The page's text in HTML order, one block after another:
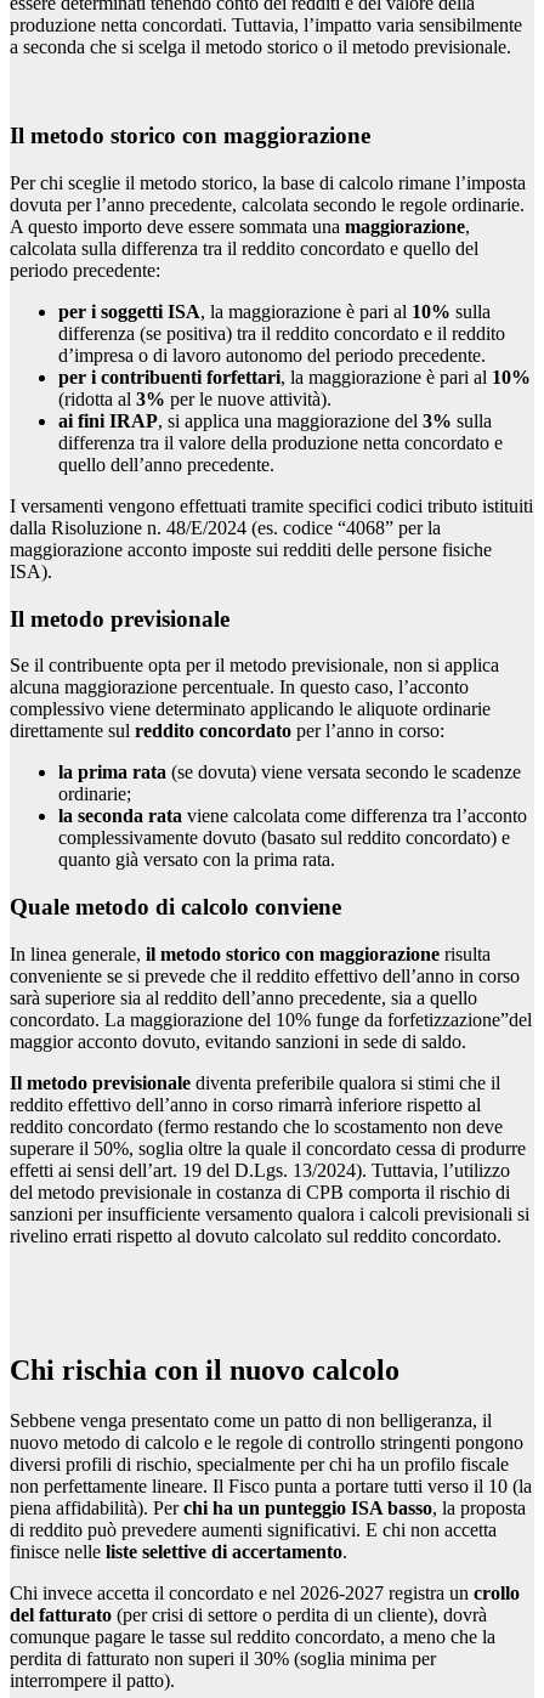
produzione netta concordati. Tuttavia, l’impatto varia sensibilmente
a seconda che si scelga il metodo storico o il metodo previsionale.
Il metodo storico con maggiorazione
Per chi sceglie il metodo storico, la base di calcolo rimane l’imposta
dovuta per l’anno precedente, calcolata secondo le regole ordinarie.
A questo importo deve essere sommata una maggiorazione,
calcolata sulla differenza tra il reddito concordato e quello del
periodo precedente:
per i soggetti ISA, la maggiorazione è pari al 10% sulla
differenza (se positiva) tra il reddito concordato e il reddito
d’impresa o di lavoro autonomo del periodo precedente.
per i contribuenti forfettari, la maggiorazione è pari al 10%
(ridotta al 3% per le nuove attività).
ai fini IRAP, si applica una maggiorazione del 3% sulla
differenza tra il valore della produzione netta concordato e
quello dell’anno precedente.
I versamenti vengono effettuati tramite specifici codici tributo istituiti
dalla Risoluzione n. 48/E/2024 (es. codice “4068” per la
maggiorazione acconto imposte sui redditi delle persone fisiche
ISA).
Il metodo previsionale
Se il contribuente opta per il metodo previsionale, non si applica
alcuna maggiorazione percentuale. In questo caso, l’acconto
complessivo viene determinato applicando le aliquote ordinarie
direttamente sul reddito concordato per l’anno in corso:
la prima rata (se dovuta) viene versata secondo le scadenze
ordinarie;
la seconda rata viene calcolata come differenza tra l’acconto
complessivamente dovuto (basato sul reddito concordato) e
quanto già versato con la prima rata.
Quale metodo di calcolo conviene
In linea generale, il metodo storico con maggiorazione risulta
conveniente se si prevede che il reddito effettivo dell’anno in corso
sarà superiore sia al reddito dell’anno precedente, sia a quello
concordato. La maggiorazione del 10% funge da forfetizzazione”del
maggior acconto dovuto, evitando sanzioni in sede di saldo.
Il metodo previsionale diventa preferibile qualora si stimi che il
reddito effettivo dell’anno in corso rimarrà inferiore rispetto al
reddito concordato (fermo restando che lo scostamento non deve
superare il 50%, soglia oltre la quale il concordato cessa di produrre
effetti ai sensi dell’art. 19 del D.Lgs. 13/2024). Tuttavia, l’utilizzo
del metodo previsionale in costanza di CPB comporta il rischio di
sanzioni per insufficiente versamento qualora i calcoli previsionali si
rivelino errati rispetto al dovuto calcolato sul reddito concordato.
Chi rischia con il nuovo calcolo
Sebbene venga presentato come un patto di non belligeranza, il
nuovo metodo di calcolo e le regole di controllo stringenti pongono
diversi profili di rischio, specialmente per chi ha un profilo fiscale
non perfettamente lineare. Il Fisco punta a portare tutti verso il 10 (la
piena affidabilità). Perchi ha un punteggio ISA basso, la proposta
di reddito può prevedere aumenti significativi. E chi non accetta
finisce nelle liste selettive di accertamento.
Chi invece accetta il concordato e nel 2026-2027 registra un crollo
del fatturato (per crisi di settore o perdita di un cliente), dovrà
comunque pagare le tasse sul reddito concordato, a meno che la
perdita di fatturato non superi il 30% (soglia minima per
interrompere il patto).